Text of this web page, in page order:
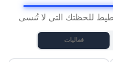
للحظتك التي لا تُنسى
فعاليات